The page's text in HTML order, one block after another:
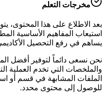
مخرجات التعلم
بعد الاطلاع على هذا المحتوى،
استيعاب المفاهيم الأساسية
يساهم في رفع التحصيل
نحن نسعى دائماً لتوفير أفضل
والملخصات التي تخدم العملية
الملفات المشابهة في قسم
أو
للوصول إلى محتوى محدد.